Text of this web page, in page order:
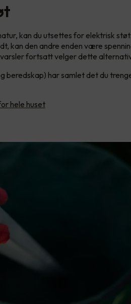
kan du utsettes for elektrisk
kan den andre enden være
fortsatt velger dette
beredskap) har samlet det du
hele huset